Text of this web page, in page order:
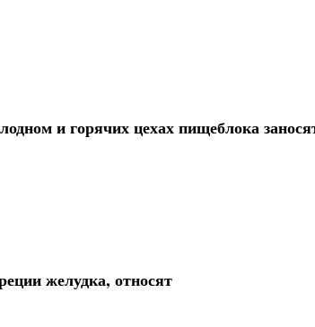
и горячих цехах пищеблока
желудка, относят